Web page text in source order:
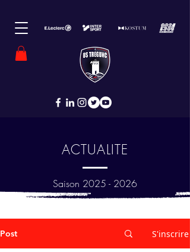
ACTUALITE
Saison 2025 - 2026
Post S'inscrire